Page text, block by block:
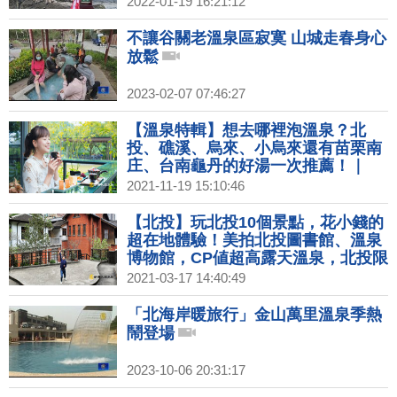
不讓谷關老溫泉區寂寞 山城走春身心
放鬆
2023-02-07 07:46:27
【溫泉特輯】想去哪裡泡溫泉？北
投、礁溪、烏來、小烏來還有苗栗南
庄、台南龜丹的好湯一次推薦！｜
1000步的繽紛台灣(396)
2021-11-19 15:10:46
【北投】玩北投10個景點，花小錢的
超在地體驗！美拍北投圖書館、溫泉
博物館，CP値超高露天溫泉，北投限
定的機車接送，還有市場美食、隱藏
版體驗就這樣玩！｜1000步的繽紛台
灣(372)
2021-03-17 14:40:49
「北海岸暖旅行」金山萬里溫泉季熱
鬧登場
2023-10-06 20:31:17